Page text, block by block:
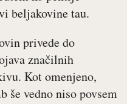
beljakovine tau.
privede do
značilnih
Kot omenjeno,
še vedno niso povsem